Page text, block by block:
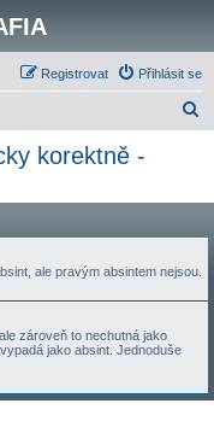
Přihlásit se
Registrovat
korektně -
ale pravým absintem nejsou.
zároveň to nechutná jako
jako absint. Jednoduše